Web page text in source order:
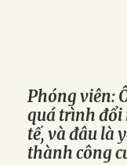
Phóng viên:
quá trình đổi
tế, và đâu là
thành công